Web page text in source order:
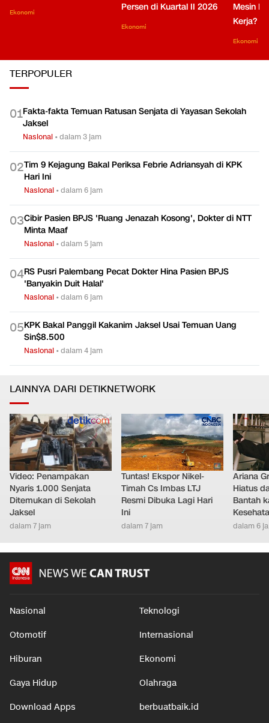
Ekonomi
Persen di Kuartal II 2026
Ekonomi
Mesin
Kerja?
Ekonomi
TERPOPULER
01Fakta-fakta Temuan Ratusan Senjata di Yayasan Sekolah
Jaksel
Nasional •dalam 3 jam
02Tim 9 Kejagung Bakal Periksa Febrie Adriansyah di KPK
Hari Ini
Nasional •dalam 6 jam
03Cibir Pasien BPJS 'Ruang Jenazah Kosong', Dokter di NTT
Minta Maaf
Nasional •dalam 5 jam
04RS Pusri Palembang Pecat Dokter Hina Pasien BPJS
'Banyakin Duit Halal'
Nasional •dalam 6 jam
05KPK Bakal Panggil Kakanim Jaksel Usai Temuan Uang
Sin$8.500
Nasional •dalam 4 jam
LAINNYA DARI DETIKNETWORK
Video: Penampakan
Nyaris 1.000 Senjata
Ditemukan di Sekolah
Jaksel
dalam 7 jam
Tuntas! Ekspor Nikel-
Timah Cs Imbas LTJ
Resmi Dibuka Lagi Hari
Ini
dalam 7 jam
Ariana
Hiatus
Bantah
dalam 6
Nasional Teknologi
Otomotif Internasional
Hiburan Ekonomi
Gaya Hidup Olahraga
Download Apps berbuatbaik.id